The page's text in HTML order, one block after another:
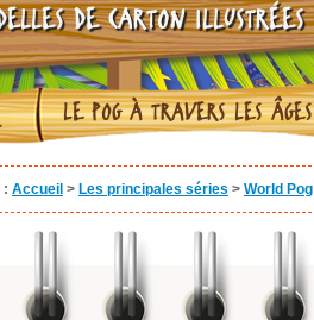
DE CARTON ILLUSTRÉES
LE POG À TRAVERS LES ÂGES
: Accueil > Les principales séries > World